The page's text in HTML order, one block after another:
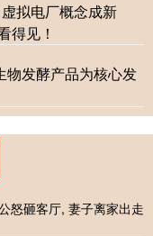
拟电厂概念成新
得见！
物发酵产品为核心发
怒砸客厅, 妻子离家出走